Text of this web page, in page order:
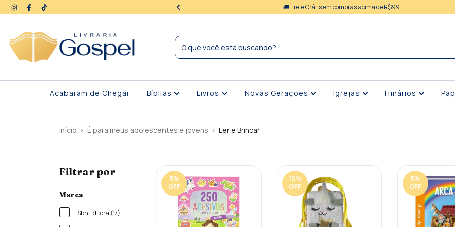
| Seus dados protegidos 🚚 Frete Grátis em compras acima de R$99
Acabaram de Chegar Bíblias Livros Novas Gerações Igrejas Hinários
Início > É para meus adolescentes e jovens > Ler e Brincar
Filtrar por
Marca
Sbn Editora (17)
5%
OFF
10%
OFF
5%
OFF